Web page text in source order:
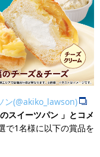
ン(@akiko_lawson)
のスイーツパン 」とコメ
で1名様に以下の賞品を